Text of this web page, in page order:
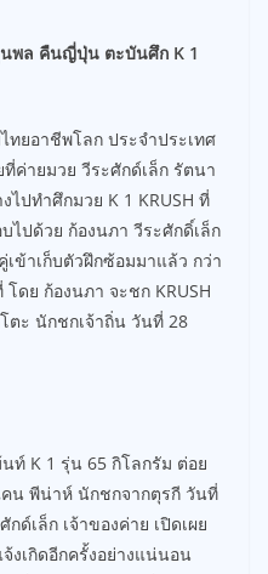
พล คืนญี่ปุ่น ตะบันศึก K 1
ยอาชีพโลก ประจำประเทศ
ค่ายมวย วีระศักด์เล็ก รัตนา
ปทำศึกมวย K 1 KRUSH ที่
ไปด้วย ก้องนภา วีระศักดิ์เล็ก
ข้าเก็บตัวฝึกซ้อมมาแล้ว กว่า
ดย ก้องนภา จะชก KRUSH
ตะ นักชกเจ้าถิ่น วันที่ 28
K 1 รุ่น 65 กิโลกรัม ต่อย
น พีน่าห์ นักชกจากตุรกี วันที่
ด์เล็ก เจ้าของค่าย เปิดเผย
งเกิดอีกครั้งอย่างแน่นอน